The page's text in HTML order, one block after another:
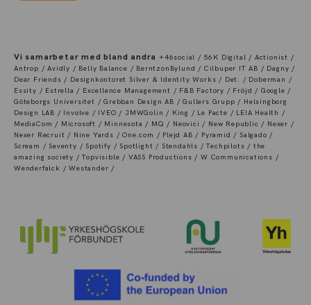
Vi samarbetar med bland andra +46social / 56K Digital / Actionist /
Antrop / Avidly / Belly Balance / BerntzonBylund / Cilbuper IT AB / Dagny /
Dear Friends / Designkontoret Silver & Identity Works / Det. / Doberman /
Essity / Estrella / Excellence Management / F&B Factory / Fröjd / Google /
Göteborgs Universitet / Grebban Design AB / Gullers Grupp / Helsingborg
Design LAB / Involve / IVEO / JMWGolin / King / Le Pacte / LEIA Health /
MediaCom / Microsoft / Minnesota / MQ / Neovici / New Republic / Nexer /
Nexer Recruit / Nine Yards / One.com / Plejd AB / Pyramid / Salgado /
Scream / Seventy / Spotify / Spotlight / Stendahls / Techpilots / the
amazing society / Topvisible / VASS Productions / W Communications /
Wenderfalck / Westander /